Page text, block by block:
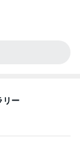
リー